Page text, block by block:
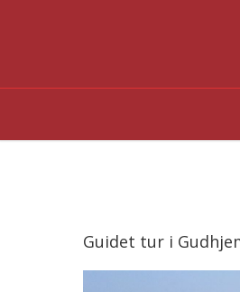
Guidet tur i